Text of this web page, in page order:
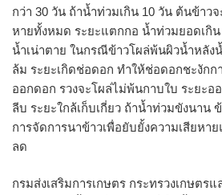
กว่า 30 วัน ถ้าน้ำท่วมเกิน 10 วัน ต้นข้าว
หายทั้งหมด ระยะแตกกอ น้ำท่วมยอดเกิ
น้ำเน่าตาย ในกรณีข้าวโผล่พ้นผิวน้ำหลัง
ล้ม ระยะเกิดช่อดอก ทำให้ช่อดอกชะงักก
ออกดอก รวงจะโผล่ไม่พ้นกาบใบ ระยะอ
ลีบ ระยะใกล้เก็บเกี่ยว ถ้าน้ำท่วมขังนาน
การจัดการนาข้าวเพื่อยับยั้งความเสียหา
ลด
กรมส่งเสริมการเกษตร กระทรวงเกษตร